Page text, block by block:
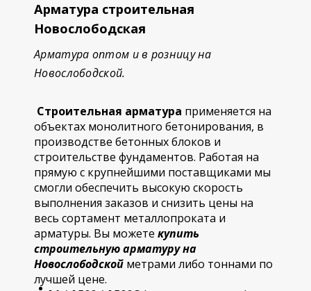
Арматура строительная
Новослободская
Арматура оптом и в розницу на
Новослободской.
Строительная арматура применяется на
объектах монолитного бетонирования, в
производстве бетонных блоков и
строительстве фундаментов. Работая на
прямую с крупнейшими поставщиками мы
смогли обеспечить высокую скорость
выполнения заказов и снизить цены на
весь сортамент металлопроката и
арматуры. Вы можете купить
строительнуюарматуру на
Новослободской метрами либо тоннами по
лучшей цене.